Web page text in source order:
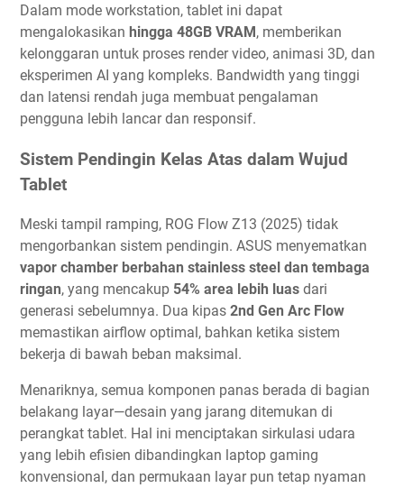
Dalam mode workstation, tablet ini dapat
mengalokasikan hingga 48GB VRAM, memberikan
kelonggaran untuk proses render video, animasi 3D, dan
eksperimen AI yang kompleks. Bandwidth yang tinggi
dan latensi rendah juga membuat pengalaman
pengguna lebih lancar dan responsif.
Sistem Pendingin Kelas Atas dalam Wujud
Tablet
Meski tampil ramping, ROG Flow Z13 (2025) tidak
mengorbankan sistem pendingin. ASUS menyematkan
vapor chamber berbahan stainless steel dan tembaga
ringan, yang mencakup 54% area lebih luas dari
generasi sebelumnya. Dua kipas 2nd Gen Arc Flow
memastikan airflow optimal, bahkan ketika sistem
bekerja di bawah beban maksimal.
Menariknya, semua komponen panas berada di bagian
belakang layar—desain yang jarang ditemukan di
perangkat tablet. Hal ini menciptakan sirkulasi udara
yang lebih efisien dibandingkan laptop gaming
konvensional, dan permukaan layar pun tetap nyaman